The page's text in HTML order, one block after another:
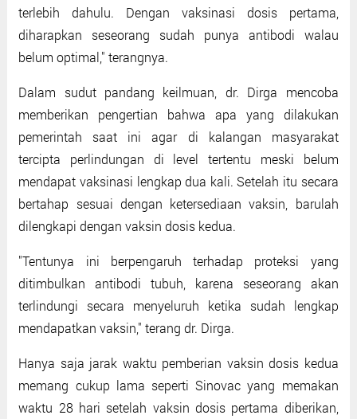
terlebih dahulu. Dengan vaksinasi dosis pertama,
diharapkan seseorang sudah punya antibodi walau
belum optimal," terangnya.
Dalam sudut pandang keilmuan, dr. Dirga mencoba
memberikan pengertian bahwa apa yang dilakukan
pemerintah saat ini agar di kalangan masyarakat
tercipta perlindungan di level tertentu meski belum
mendapat vaksinasi lengkap dua kali. Setelah itu secara
bertahap sesuai dengan ketersediaan vaksin, barulah
dilengkapi dengan vaksin dosis kedua.
"Tentunya ini berpengaruh terhadap proteksi yang
ditimbulkan antibodi tubuh, karena seseorang akan
terlindungi secara menyeluruh ketika sudah lengkap
mendapatkan vaksin," terang dr. Dirga.
Hanya saja jarak waktu pemberian vaksin dosis kedua
memang cukup lama seperti Sinovac yang memakan
waktu 28 hari setelah vaksin dosis pertama diberikan,